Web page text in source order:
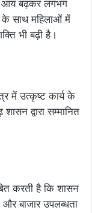
आय बढ़कर लगभग
के साथ महिलाओं में
भी बढ़ी है।
में उत्कृष्ट कार्य के
द्वारा सम्मानित
करती है कि शासन
बाजार उपलब्धता